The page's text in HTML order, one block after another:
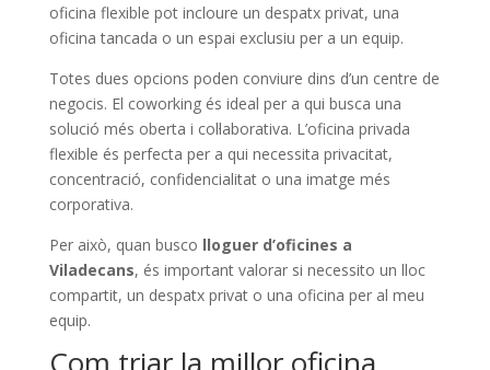
oficina flexible pot incloure un despatx privat, una
oficina tancada o un espai exclusiu per a un equip.
Totes dues opcions poden conviure dins d’un centre de
negocis. El coworking és ideal per a qui busca una
solució més oberta i col·laborativa. L’oficina privada
flexible és perfecta per a qui necessita privacitat,
concentració, confidencialitat o una imatge més
corporativa.
Per això, quan busco lloguer d’oficines a
Viladecans, és important valorar si necessito un lloc
compartit, un despatx privat o una oficina per al meu
equip.